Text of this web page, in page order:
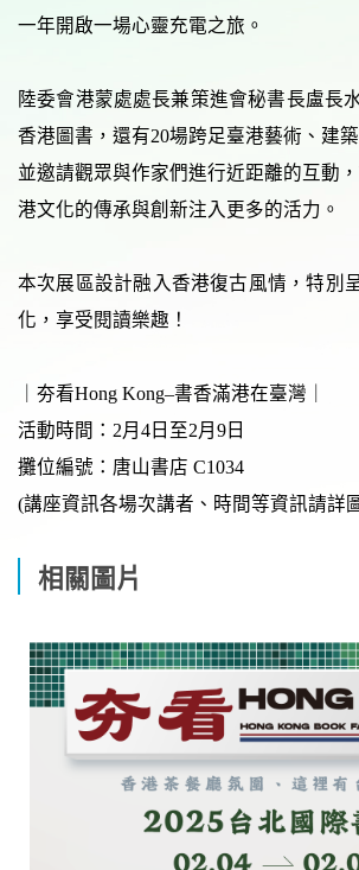
一年開啟一場心靈充電之旅。
陸委會港蒙處處長兼策進會秘書長盧長
香港圖書，還有20場跨足臺港藝術、建
並邀請觀眾與作家們進行近距離的互動
港文化的傳承與創新注入更多的活力。
本次展區設計融入香港復古風情，特別
化，享受閱讀樂趣！
｜夯看Hong Kong–書香滿港在臺灣｜
活動時間：2月4日至2月9日
攤位編號：唐山書店 C1034
(講座資訊各場次講者、時間等資訊請詳
相關圖片